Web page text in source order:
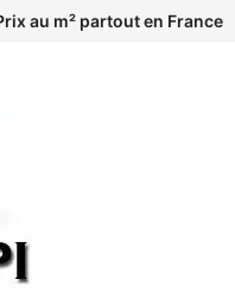
au m² partout en France